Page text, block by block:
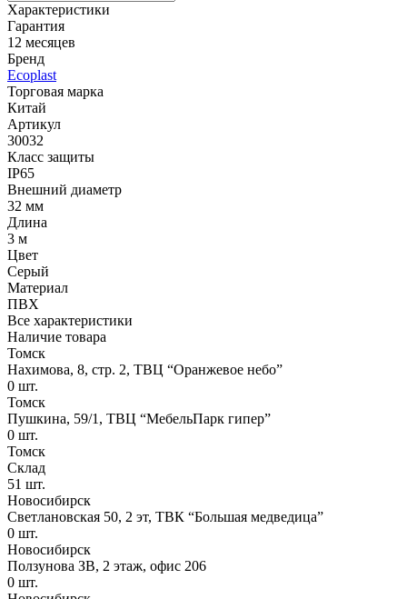
Характеристики
Гарантия
12 месяцев
Бренд
Ecoplast
Торговая марка
Китай
Артикул
30032
Класс защиты
IP65
Внешний диаметр
32 мм
Длина
3 м
Цвет
Серый
Материал
ПВХ
Все характеристики
Наличие товара
Томск
Нахимова, 8, стр. 2​, ТВЦ “Оранжевое небо​”
0 шт.
Томск
Пушкина, 59/1, ТВЦ “МебельПарк гипер”
0 шт.
Томск
Склад
51 шт.
Новосибирск
Светлановская 50, 2 эт, ТВК “Большая медведица”
0 шт.
Новосибирск
Ползунова ЗВ, 2 этаж, офис 206
0 шт.